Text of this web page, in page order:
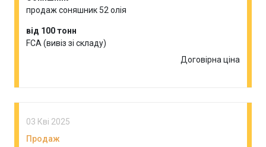
продаж соняшник 52 олія
від 100 тонн
FCA (вивіз зі складу)
Договірна ціна
03 Кві 2025
Продаж